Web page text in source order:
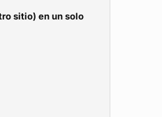
sitio) en un solo